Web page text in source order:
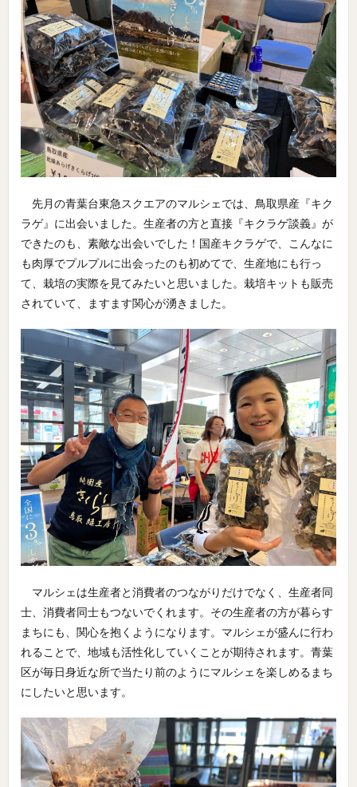
先月の青葉台東急スクエアのマルシェでは、鳥取県産『キク
ラゲ』に出会いました。生産者の方と直接『キクラゲ談義』が
できたのも、素敵な出会いでした！国産キクラゲで、こんなに
も肉厚でプルプルに出会ったのも初めてで、生産地にも行っ
て、栽培の実際を見てみたいと思いました。栽培キットも販売
されていて、ますます関心が湧きました。
マルシェは生産者と消費者のつながりだけでなく、生産者同
士、消費者同士もつないでくれます。その生産者の方が暮らす
まちにも、関心を抱くようになります。マルシェが盛んに行わ
れることで、地域も活性化していくことが期待されます。青葉
区が毎日身近な所で当たり前のようにマルシェを楽しめるまち
にしたいと思います。